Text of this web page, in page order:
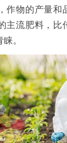
作物的产量和
主流肥料，比
。